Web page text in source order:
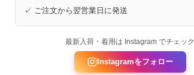
✓ ご注文から翌営業日に発送
最新入荷・着用は Instagram でチェック
Instagramをフォロー